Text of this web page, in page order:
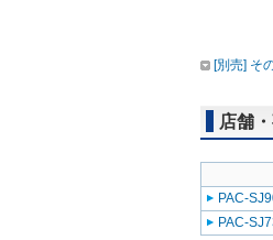
[別売] そ
店舗
PAC-
PAC-